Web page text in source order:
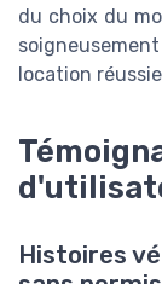
du choix du
location
Histoires